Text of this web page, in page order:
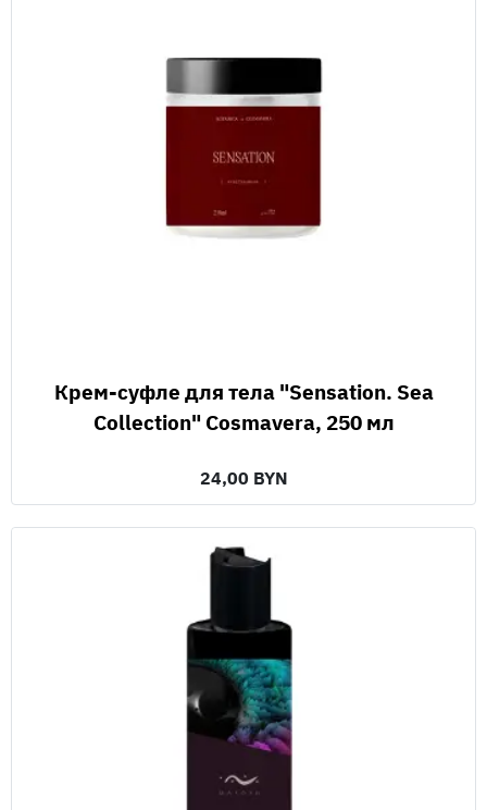
Крем-суфле для тела "Sensation. Sea
Collection" Cosmavera, 250 мл
24,00 BYN